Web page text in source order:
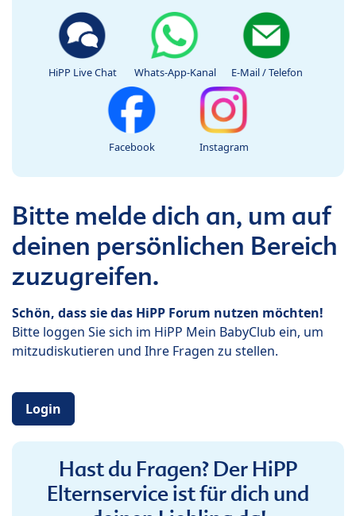
HiPP Live Chat Whats-App-Kanal E-Mail / Telefon
Facebook Instagram
Bitte melde dich an, um auf
deinen persönlichen Bereich
zuzugreifen.
Schön, dass sie das HiPP Forum nutzen möchten!
Bitte loggen Sie sich im HiPP Mein BabyClub ein, um
mitzudiskutieren und Ihre Fragen zu stellen.
Login
Hast du Fragen? Der HiPP
Elternservice ist für dich und